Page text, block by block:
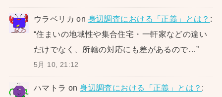
ウラベリカ on 身辺調査における「正義」とは？ :
“住まいの地域性や集合住宅・一軒家などの違い
だけでなく、所轄の対応にも差があるので…”
5月 10, 21:12
ハマトラ on身辺調査における「正義」とは？ :